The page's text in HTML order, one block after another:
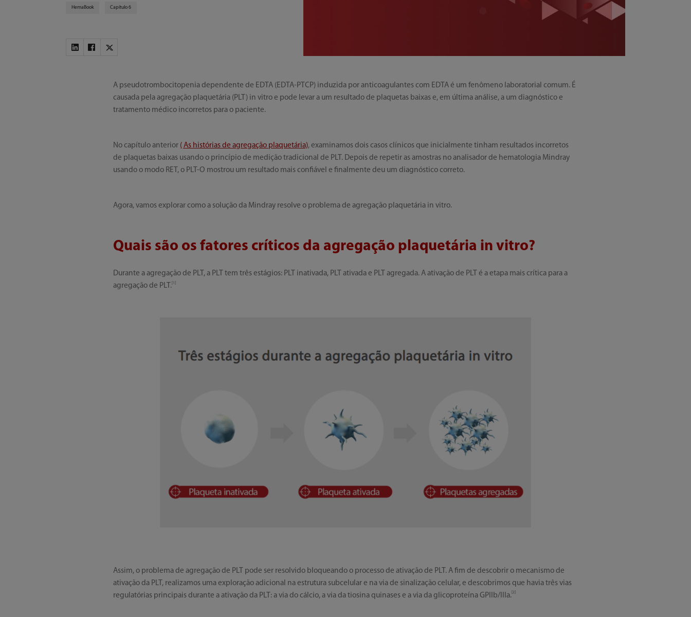
HemaBook Capítulo 6
A pseudotrombocitopenia dependente de EDTA (EDTA-PTCP) induzida por anticoagulantes com EDTA é um fenômeno laboratorial comum. É
causada pela agregação plaquetária (PLT) in vitro e pode levar a um resultado de plaquetas baixas e, em última análise, a um diagnóstico e
tratamento médico incorretos para o paciente.
No capítulo anterior ( As histórias de agregação plaquetária), examinamos dois casos clínicos que inicialmente tinham resultados incorretos
de plaquetas baixas usando o princípio de medição tradicional de PLT. Depois de repetir as amostras no analisador de hematologia Mindray
usando o modo RET, o PLT-O mostrou um resultado mais confiável e finalmente deu um diagnóstico correto.
Agora, vamos explorar como a solução da Mindray resolve o problema de agregação plaquetária in vitro.
Quais são os fatores críticos da agregação plaquetária in vitro?
Durante a agregação de PLT, a PLT tem três estágios: PLT inativada, PLT ativada e PLT agregada. A ativação de PLT é a etapa mais crítica para a
agregação de PLT.[1]
Assim, o problema de agregação de PLT pode ser resolvido bloqueando o processo de ativação de PLT. A fim de descobrir o mecanismo de
ativação da PLT, realizamos uma exploração adicional na estrutura subcelular e na via de sinalização celular, e descobrimos que havia três vias
regulatórias principais durante a ativação da PLT: a via do cálcio, a via da tiosina quinases e a via da glicoproteína GPIIb/IIIa.[2]